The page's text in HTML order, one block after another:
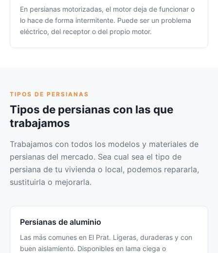
En persianas motorizadas, el motor deja de funcionar o
lo hace de forma intermitente. Puede ser un problema
eléctrico, del receptor o del propio motor.
TIPOS DE PERSIANAS
Tipos de persianas con las que
trabajamos
Trabajamos con todos los modelos y materiales de
persianas del mercado. Sea cual sea el tipo de
persiana de tu vivienda o local, podemos repararla,
sustituirla o mejorarla.
Persianas de aluminio
Las más comunes en El Prat. Ligeras, duraderas y con
buen aislamiento. Disponibles en lama ciega o